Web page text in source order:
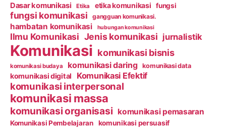
Dasar komunikasi Etika etika komunikasi fungsi
fungsi komunikasi gangguan komunikasi.
hambatan komunikasi hubungan komunikasi
Ilmu Komunikasi Jenis komunikasi jurnalistik
Komunikasi komunikasi bisnis
komunikasi budaya komunikasi daring komunikasi data
komunikasi digital Komunikasi Efektif
komunikasi interpersonal
komunikasi massa
komunikasi organisasi komunikasi pemasaran
Komunikasi Pembelajaran komunikasi persuasif